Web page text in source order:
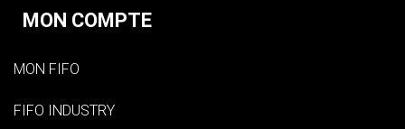
MON COMPTE
MON FIFO
FIFO INDUSTRY